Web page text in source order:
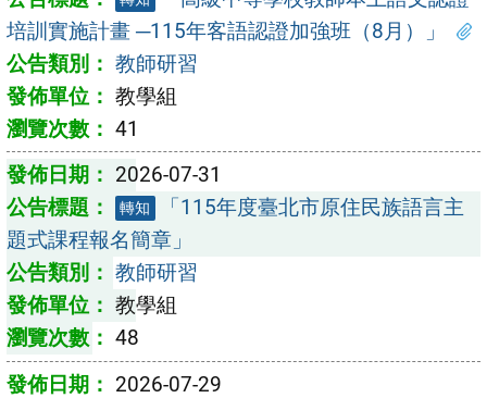
培訓實施計畫 ─115年客語認證加強班（8月）」
教師研習
教學組
41
2026-07-31
轉知
「115年度臺北市原住民族語言主
題式課程報名簡章」
教師研習
教學組
48
2026-07-29